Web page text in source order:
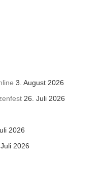
3. August 2026
26. Juli 2026
2026
2026